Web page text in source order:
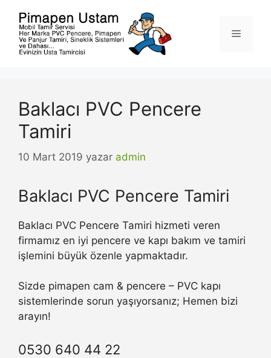
Menü
Baklacı PVC Pencere
Tamiri
10 Mart 2019 yazar admin
Baklacı PVC Pencere Tamiri
Baklacı PVC Pencere Tamiri hizmeti veren
firmamız en iyi pencere ve kapı bakım ve tamiri
işlemini büyük özenle yapmaktadır.
Sizde pimapen cam & pencere – PVC kapı
sistemlerinde sorun yaşıyorsanız; Hemen bizi
arayın!
0530 640 44 22